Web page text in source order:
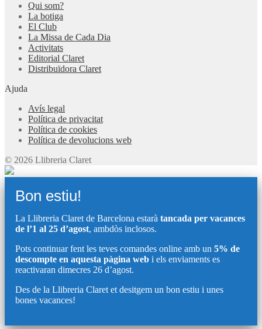
Qui som?
La botiga
El Club
La Missa de Cada Dia
Activitats
Editorial Claret
Distribuïdora Claret
Ajuda
Avís legal
Política de privacitat
Política de cookies
Política de devolucions web
© 2026 Llibreria Claret
Bon estiu!
La Llibreria Claret de Barcelona estarà tancada per vacances
de l’1 al 25 d’agost, ambdòs inclosos.
Pots continuar fent les teves comandes online amb un 5% de
descompte en aquesta pàgina web i els enviaments es
reactivaran dimecres 26 d’agost.
Des de la Llibreria Claret et desitgem un bon estiu i unes
bones vacances!